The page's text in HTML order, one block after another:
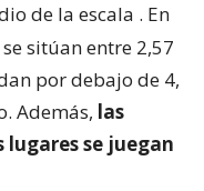
de la escala . En
sitúan entre 2,57
por debajo de 4,
Además, las
se juegan